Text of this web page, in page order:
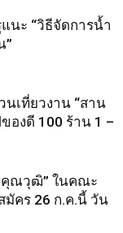
นะ “วิธีจัดการน้ำ
”
เที่ยวงาน “สาน
องดี 100 ร้าน 1 –
คุณวุฒิ” ในคณะ
มัคร 26 ก.ค.นี้ วัน